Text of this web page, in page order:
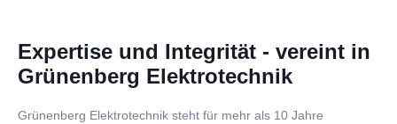
Expertise und Integrität - vereint in
Grünenberg Elektrotechnik
Grünenberg Elektrotechnik steht für mehr als 10 Jahre